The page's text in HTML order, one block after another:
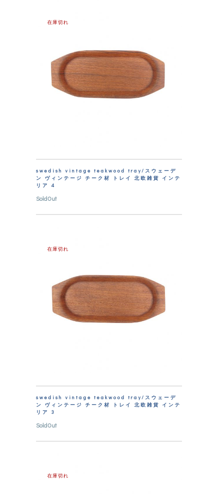
在庫切れ
swedish vintage teakwood tray/スウェーデ
ン ヴィンテージ チーク材 トレイ 北欧雑貨 インテ
リア 4
SoldOut
在庫切れ
swedish vintage teakwood tray/スウェーデ
ン ヴィンテージ チーク材 トレイ 北欧雑貨 インテ
リア 3
SoldOut
在庫切れ